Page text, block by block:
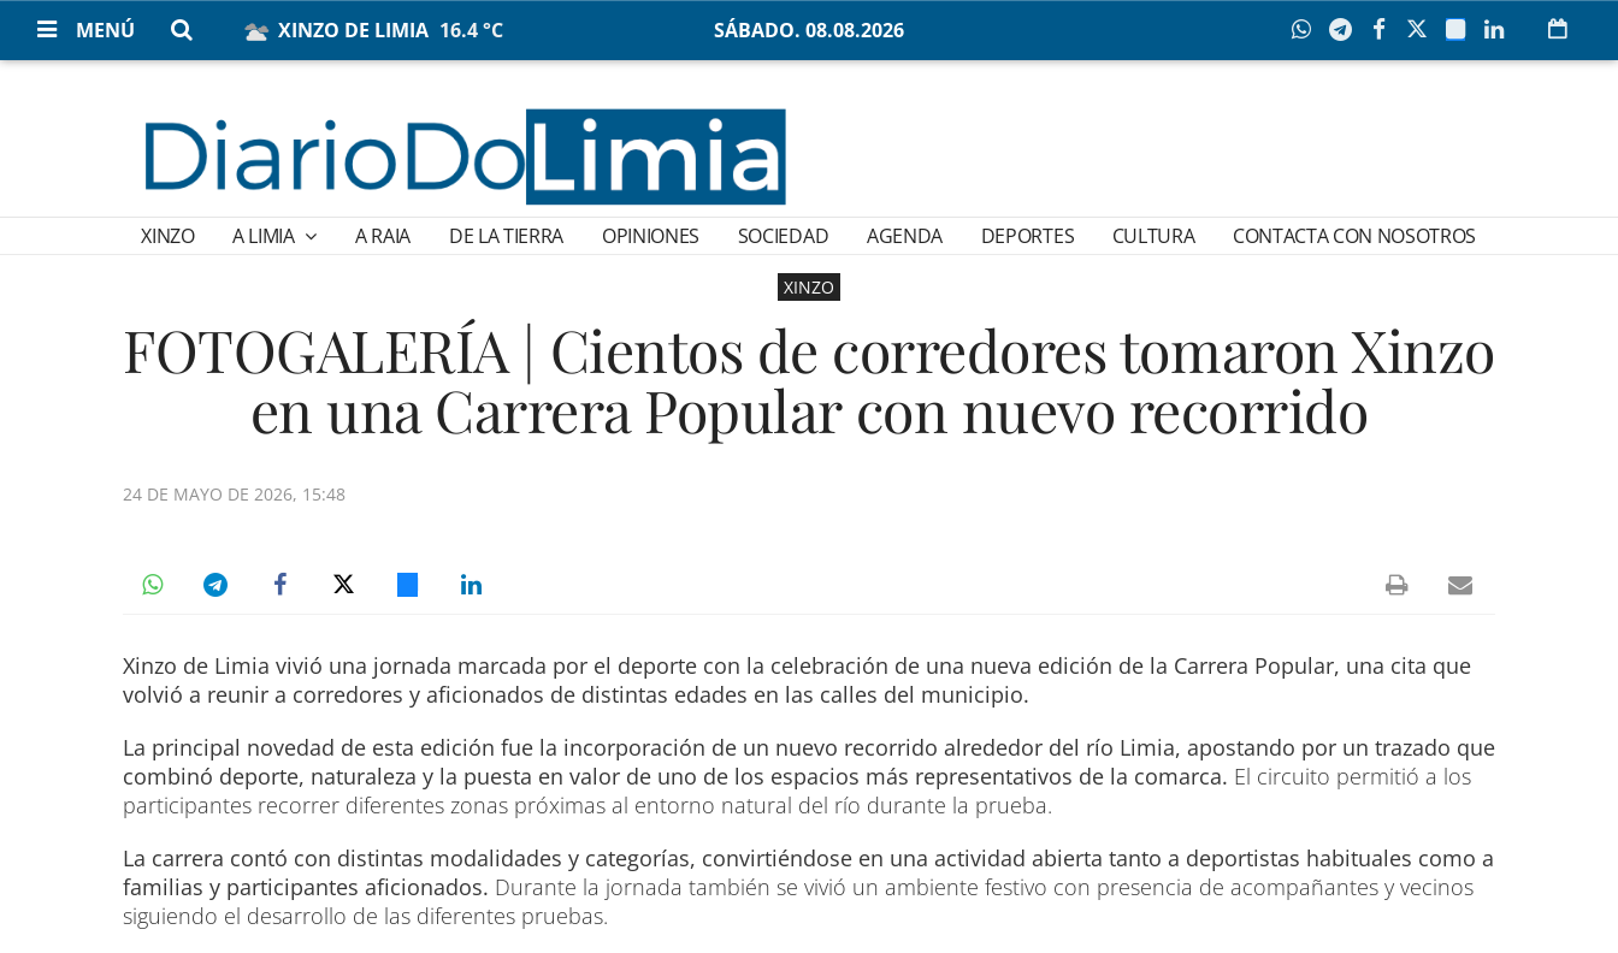
MENÚ XINZO DE LIMIA 16.4 °C SÁBADO. 08.08.2026
XINZO A LIMIA A RAIA DE LA TIERRA OPINIONES SOCIEDAD AGENDA DEPORTES CULTURA CONTACTA CON NOSOTROS
XINZO
FOTOGALERÍA | Cientos de corredores tomaron Xinzo
en una Carrera Popular con nuevo recorrido
24 DE MAYO DE 2026, 15:48
Xinzo de Limia vivió una jornada marcada por el deporte con la celebración de una nueva edición de la Carrera Popular, una cita que
volvió a reunir a corredores y aficionados de distintas edades en las calles del municipio.
La principal novedad de esta edición fue la incorporación de un nuevo recorrido alrededor del río Limia, apostando por un trazado que
combinó deporte, naturaleza y la puesta en valor de uno de los espacios más representativos de la comarca. El circuito permitió a los
participantes recorrer diferentes zonas próximas al entorno natural del río durante la prueba.
La carrera contó con distintas modalidades y categorías, convirtiéndose en una actividad abierta tanto a deportistas habituales como a
familias y participantes aficionados. Durante la jornada también se vivió un ambiente festivo con presencia de acompañantes y vecinos
siguiendo el desarrollo de las diferentes pruebas.